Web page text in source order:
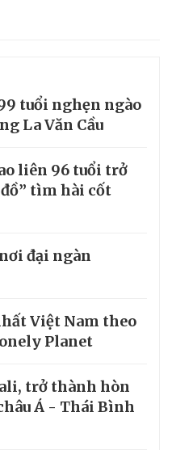
tuổi nghẹn ngào
La Văn Cầu
liên 96 tuổi trở
tìm hài cốt
đại ngàn
Việt Nam theo
Planet
trở thành hòn
Á - Thái Bình